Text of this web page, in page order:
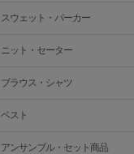
スウェット・パーカー
ニット・セーター
ブラウス・シャツ
ベスト
アンサンブル・セット商品